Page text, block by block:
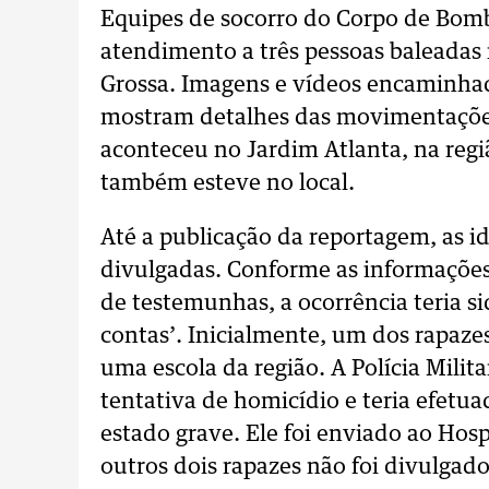
Equipes de socorro do Corpo de
atendimento a três pessoas
Grossa. Imagens e vídeos
mostram detalhes das
aconteceu no Jardim Atlanta, na
também esteve no local.
Até a publicação da reportagem, as
divulgadas. Conforme as
de testemunhas, a ocorrência teria
contas’. Inicialmente, um dos
uma escola da região. A Polícia
tentativa de homicídio e teria
estado grave. Ele foi enviado ao
outros dois rapazes não foi